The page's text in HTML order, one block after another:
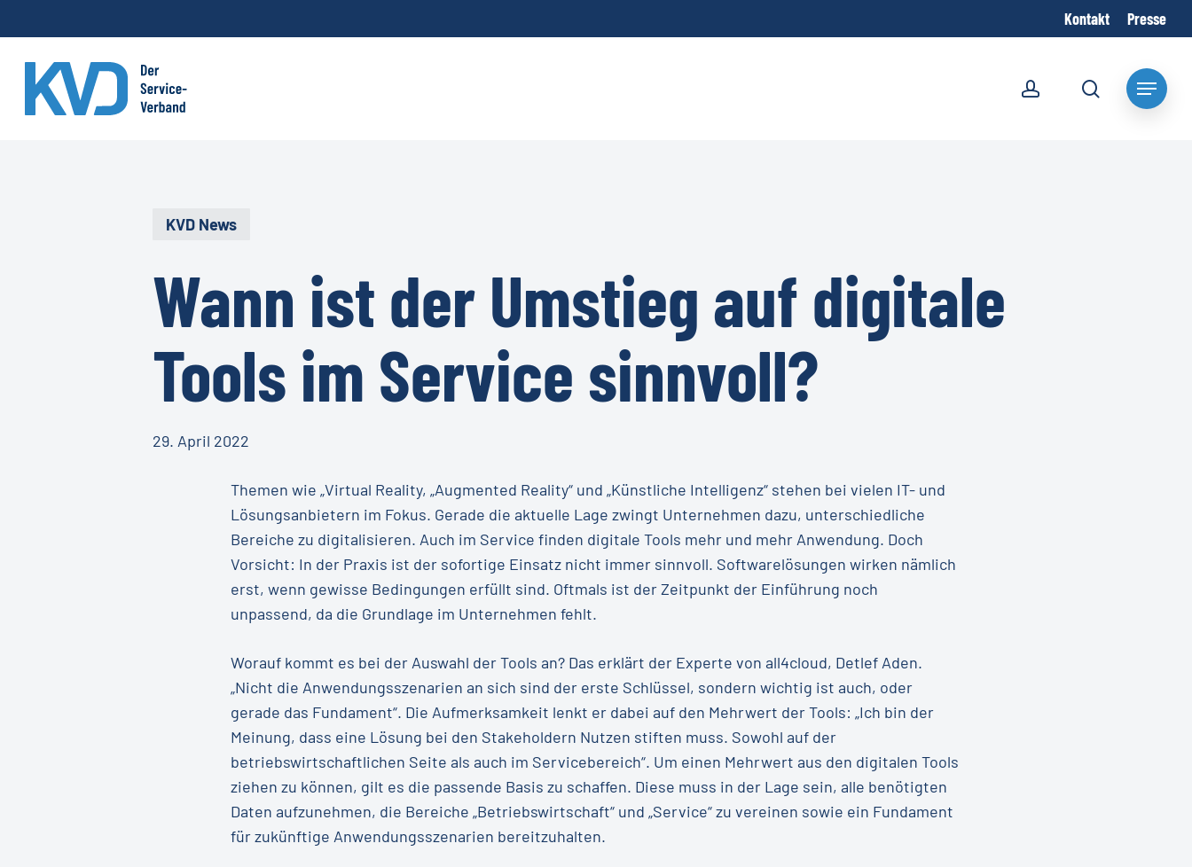
to
main
content
Kontakt Presse
Menu
search
KVD News
Wann ist der Umstieg auf digitale
Tools im Service sinnvoll?
29. April 2022
Themen wie „Virtual Reality, „Augmented Reality“ und „Künstliche Intelligenz“ stehen bei vielen IT- und
Lösungsanbietern im Fokus. Gerade die aktuelle Lage zwingt Unternehmen dazu, unterschiedliche
Bereiche zu digitalisieren. Auch im Service finden digitale Tools mehr und mehr Anwendung. Doch
Vorsicht: In der Praxis ist der sofortige Einsatz nicht immer sinnvoll. Softwarelösungen wirken nämlich
erst, wenn gewisse Bedingungen erfüllt sind. Oftmals ist der Zeitpunkt der Einführung noch
unpassend, da die Grundlage im Unternehmen fehlt.
Worauf kommt es bei der Auswahl der Tools an? Das erklärt der Experte von all4cloud, Detlef Aden.
„Nicht die Anwendungsszenarien an sich sind der erste Schlüssel, sondern wichtig ist auch, oder
gerade das Fundament“. Die Aufmerksamkeit lenkt er dabei auf den Mehrwert der Tools: „Ich bin der
Meinung, dass eine Lösung bei den Stakeholdern Nutzen stiften muss. Sowohl auf der
betriebswirtschaftlichen Seite als auch im Servicebereich“. Um einen Mehrwert aus den digitalen Tools
ziehen zu können, gilt es die passende Basis zu schaffen. Diese muss in der Lage sein, alle benötigten
Daten aufzunehmen, die Bereiche „Betriebswirtschaft“ und „Service“ zu vereinen sowie ein Fundament
für zukünftige Anwendungsszenarien bereitzuhalten.